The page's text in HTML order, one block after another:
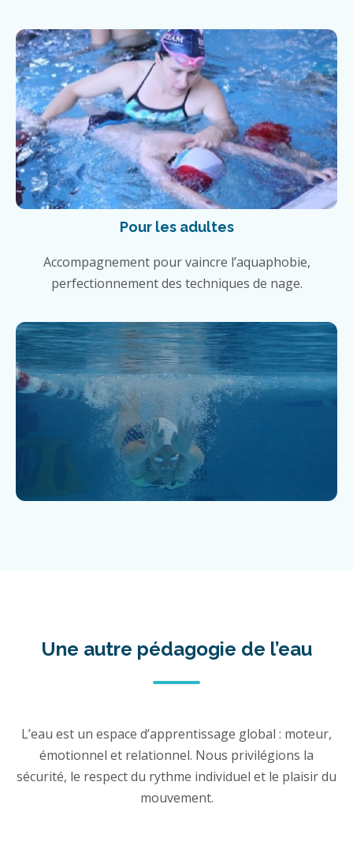
Pour les adultes
Accompagnement pour vaincre l’aquaphobie,
perfectionnement des techniques de nage.
Une autre pédagogie de l’eau
L’eau est un espace d’apprentissage global : moteur,
émotionnel et relationnel. Nous privilégions la
sécurité, le respect du rythme individuel et le plaisir du
mouvement.